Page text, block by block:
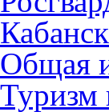
Общая
Туризм